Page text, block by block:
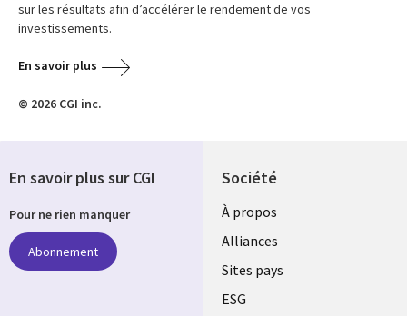
sur les résultats afin d’accélérer le rendement de vos
investissements.
En savoir plus
© 2026 CGI inc.
Société
À propos
Alliances
Sites pays
ESG
En savoir plus sur CGI
Pour ne rien manquer
Abonnement